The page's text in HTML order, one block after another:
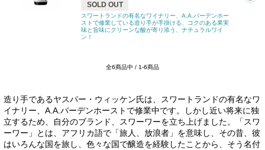
SOLD OUT
スワートランドの有名なワイナリー、A.A.バーデンホー
ストで修業している造り手が手掛ける、コクのある果実
味と旨味にクリーンな酸が寄り添う、ナチュラルワイ
ン！
全6商品中 / 1-6商品
造り手であるヤスパー・ウィッケン氏は、スワートランドの有名なワ
イナリー、A.A.バーデンホーストで修業中です。しかし近い将来に独
立するため、自分のブランド、スワーワーを立ち上げました。「スワ
ーワー」とは、アフリカ語で「旅人、放浪者」を意味し、その昔、彼
はいろんな国を旅し、色々な国で醸造を経験したことから、そう名付